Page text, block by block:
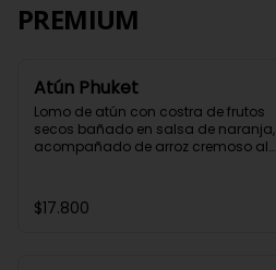
PREMIUM
Atún Phuket
Lomo de atún con costra de frutos
secos bañado en salsa de naranja,
acompañado de arroz cremoso al
$17.800